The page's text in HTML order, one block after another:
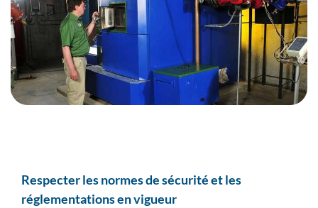
Respecter les normes de sécurité et les
réglementations en vigueur